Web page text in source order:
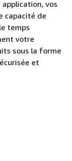
vos
capacité de
temps
votre
sous la forme
et